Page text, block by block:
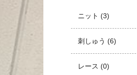
ニット (3)
刺しゅう (6)
レース (0)